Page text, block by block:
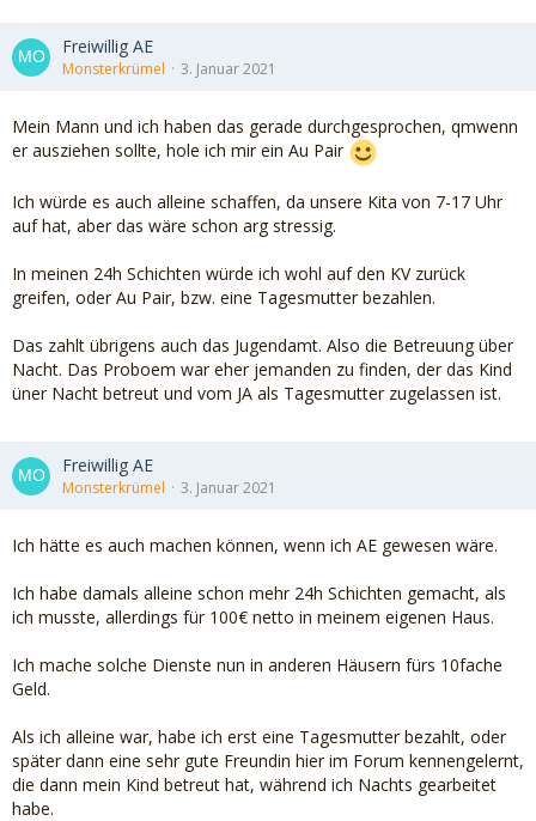
Freiwillig AE
Monsterkrümel 3. Januar 2021
Mein Mann und ich haben das gerade durchgesprochen, qmwenn
er ausziehen sollte, hole ich mir ein Au Pair
Ich würde es auch alleine schaffen, da unsere Kita von 7-17 Uhr
auf hat, aber das wäre schon arg stressig.
In meinen 24h Schichten würde ich wohl auf den KV zurück
greifen, oder Au Pair, bzw. eine Tagesmutter bezahlen.
Das zahlt übrigens auch das Jugendamt. Also die Betreuung über
Nacht. Das Proboem war eher jemanden zu finden, der das Kind
üner Nacht betreut und vom JA als Tagesmutter zugelassen ist.
Freiwillig AE
Monsterkrümel 3. Januar 2021
Ich hätte es auch machen können, wenn ich AE gewesen wäre.
Ich habe damals alleine schon mehr 24h Schichten gemacht, als
ich musste, allerdings für 100€ netto in meinem eigenen Haus.
Ich mache solche Dienste nun in anderen Häusern fürs 10fache
Geld.
Als ich alleine war, habe ich erst eine Tagesmutter bezahlt, oder
später dann eine sehr gute Freundin hier im Forum kennengelernt,
die dann mein Kind betreut hat, während ich Nachts gearbeitet
habe.